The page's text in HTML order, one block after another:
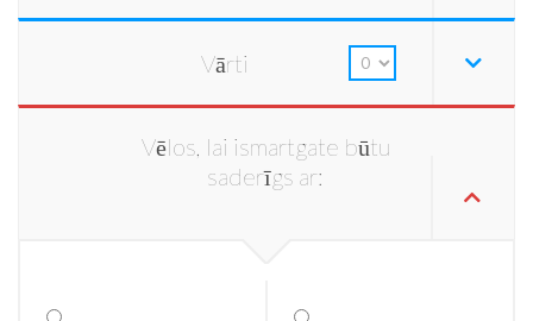
Vārti
Vēlos, lai ismartgate būtu
saderīgs ar: